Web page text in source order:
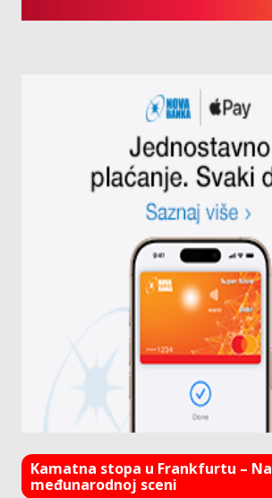
Kamatna stopa u Frankfurtu – Na
međunarodnoj sceni